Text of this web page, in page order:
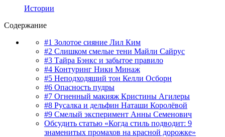
Истории
Содержание
#1 Золотое сияние Лил Ким
#2 Слишком смелые тени Майли Сайрус
#3 Тайра Бэнкс и забытое правило
#4 Контуринг Ники Минаж
#5 Неподходящий тон Келли Осборн
#6 Опасность пудры
#7 Огненный макияж Кристины Агилеры
#8 Русалка и дельфин Наташи Королёвой
#9 Смелый эксперимент Анны Семенович
Обсудить статью «Когда стиль подводит: 9
знаменитых промахов на красной дорожке»